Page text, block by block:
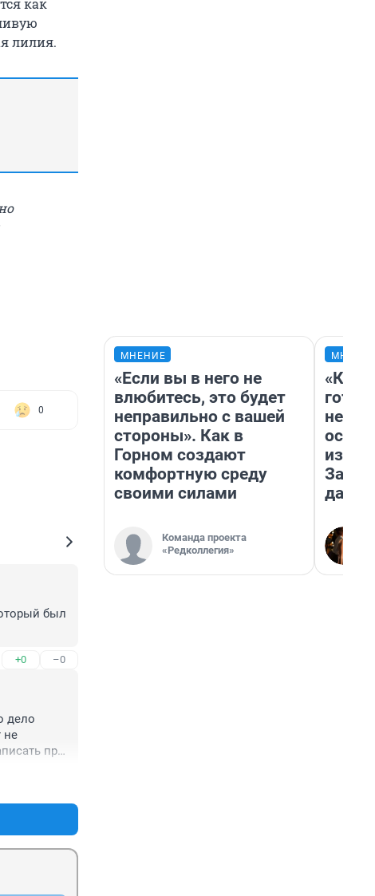
как
лилия.
0
был
+0 –0
дело
не
про
МНЕНИЕ
«Если вы в него не
влюбитесь, это будет
неправильно с вашей
стороны». Как в
Горном создают
комфортную среду
своими силами
Команда проекта
«Редколлегия»
дачу